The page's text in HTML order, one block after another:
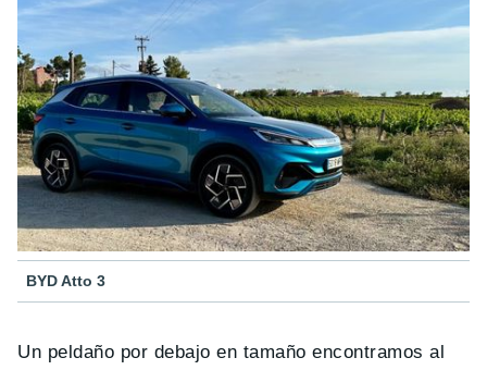
BYD Atto 3
Un peldaño por debajo en tamaño encontramos al